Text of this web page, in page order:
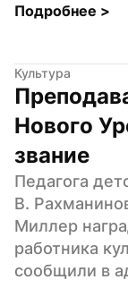
Подробнее >
Культура
Нового
звание
Педагога
В.
Миллер
работника
сообщили в